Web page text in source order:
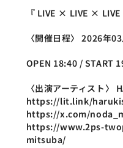
『 LIVE × LIVE ×
〈開催日程〉 2026年
OPEN 18:40 / START
〈出演アーティスト〉
https://lit.link/
https://x.com/
https://www.2ps-
mitsuba/